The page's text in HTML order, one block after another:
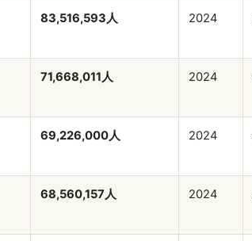
83,516,593人 2024
71,668,011人 2024
69,226,000人 2024
68,560,157人 2024